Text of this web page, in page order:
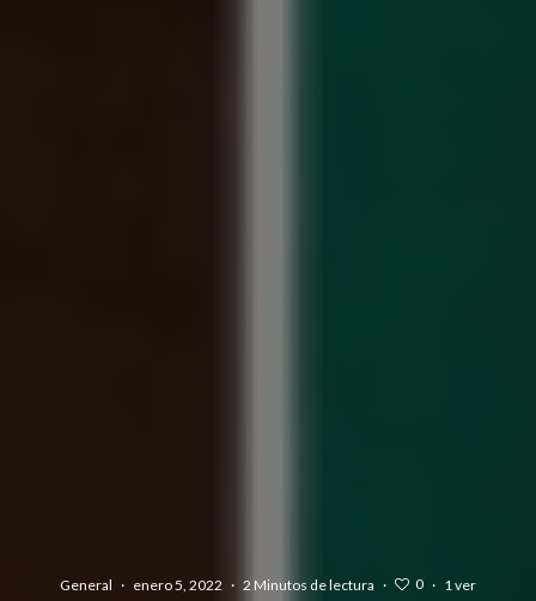
General · enero 5, 2022 · 2 Minutos de lectura · 0 · 1 ver